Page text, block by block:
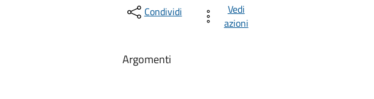
Condividi
Vedi
azioni
Argomenti